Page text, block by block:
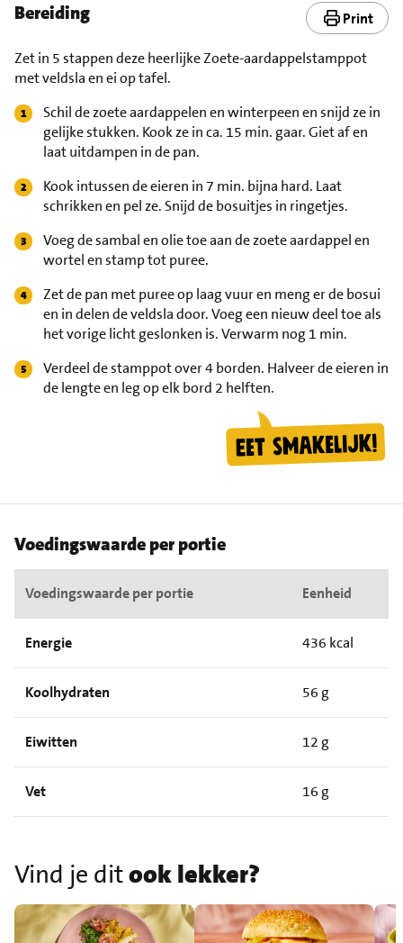
Bereiding Print
Zet in 5 stappen deze heerlijke Zoete-aardappelstamppot
met veldsla en ei op tafel.
Schil de zoete aardappelen en winterpeen en snijd ze in
gelijke stukken. Kook ze in ca. 15 min. gaar. Giet af en
laat uitdampen in de pan.
Kook intussen de eieren in 7 min. bijna hard. Laat
schrikken en pel ze. Snijd de bosuitjes in ringetjes.
Voeg de sambal en olie toe aan de zoete aardappel en
wortel en stamp tot puree.
Zet de pan met puree op laag vuur en meng er de bosui
en in delen de veldsla door. Voeg een nieuw deel toe als
het vorige licht geslonken is. Verwarm nog 1 min.
Verdeel de stamppot over 4 borden. Halveer de eieren in
de lengte en leg op elk bord 2 helften.
Voedingswaarde per portie
Voedingswaarde per portie Eenheid
Energie 436 kcal
Koolhydraten 56 g
Eiwitten 12 g
Vet 16 g
Vind je ditook lekker?